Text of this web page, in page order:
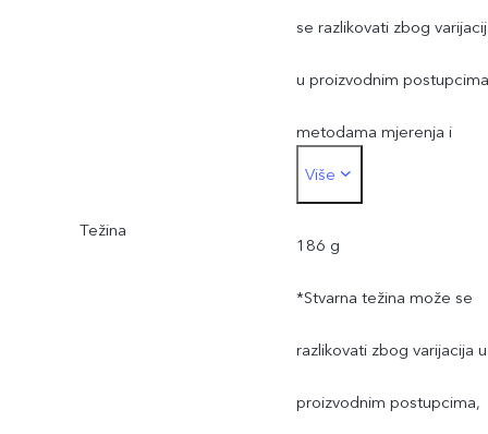
se razlikovati zbog
u proizvodnim
metodama mjerenja i
opskrbom materijalima.
Više
Težina
186 g
*Stvarna težina može se
razlikovati zbog varijacija u
proizvodnim postupcima,